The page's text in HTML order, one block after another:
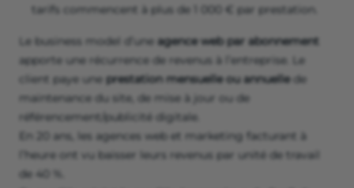
tarifs commencent à plus de 1 000 € par prestation.
Le business model d’une agence web par abonnement
apporte une récurrence de revenus à l’entreprise. Le
client paye une prestation mensuelle ou annuellede
maintenance du site, de mise à jour ou de
référencement/publicité digitale.
En 20 ans, les agences web et marketing facturant à
l’heure ont vu baisser leurs revenus par unité de travail
de 40 %.